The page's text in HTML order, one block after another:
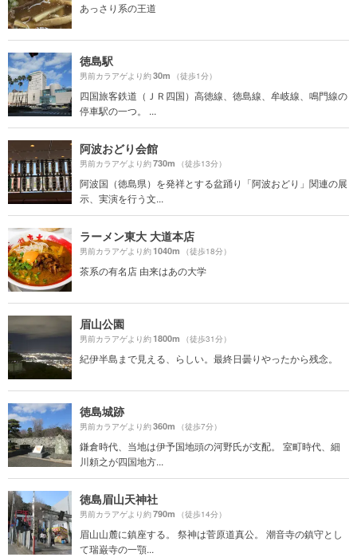
あっさり系の王道
徳島駅
男前カラアゲより約30m （徒歩1分）
四国旅客鉄道（ＪＲ四国）高徳線、徳島線、牟岐線、鳴門線の
停車駅の一つ。 ...
阿波おどり会館
男前カラアゲより約730m （徒歩13分）
阿波国（徳島県）を発祥とする盆踊り「阿波おどり」関連の展
示、実演を行う文...
ラーメン東大 大道本店
男前カラアゲより約1040m （徒歩18分）
茶系の有名店 由来はあの大学
眉山公園
男前カラアゲより約1800m （徒歩31分）
紀伊半島まで見える、らしい。最終日曇りやったから残念。
徳島城跡
男前カラアゲより約360m （徒歩7分）
鎌倉時代、当地は伊予国地頭の河野氏が支配。 室町時代、細
川頼之が四国地方...
徳島眉山天神社
男前カラアゲより約790m （徒歩14分）
眉山山麓に鎮座する。 祭神は菅原道真公。 潮音寺の鎮守とし
て瑞巌寺の一顎...